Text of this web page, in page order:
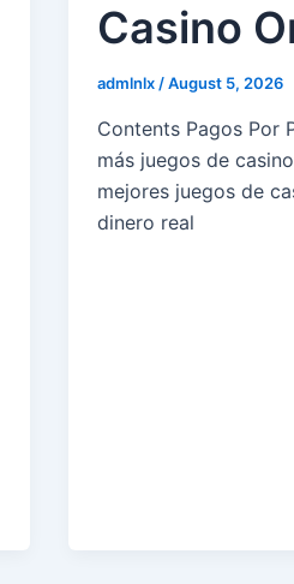
Casino
admlnlx /August 5, 2026
Contents Pagos Por
más juegos de
mejores juegos de
dinero real